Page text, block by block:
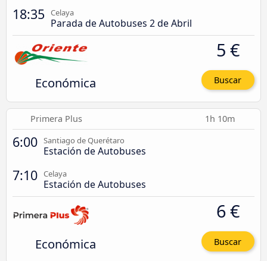
18:35 Celaya
Parada de Autobuses 2 de Abril
Económica
5 €
Buscar
Primera Plus 1h 10m
6:00 Santiago de Querétaro
Estación de Autobuses
7:10 Celaya
Estación de Autobuses
Económica
6 €
Buscar